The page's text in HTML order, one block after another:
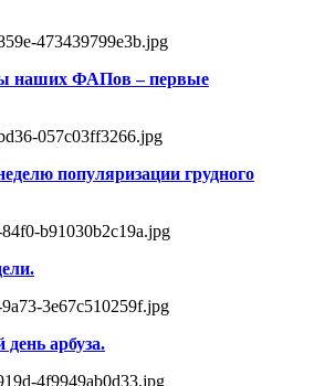
наших ФАПов – первые
популяризации грудного
арбуза.